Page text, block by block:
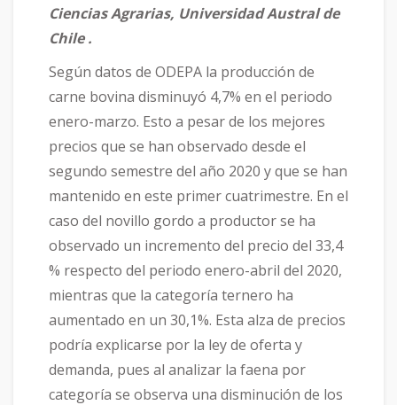
Ciencias Agrarias, Universidad Austral de
Chile .
Según datos de ODEPA la producción de
carne bovina disminuyó 4,7% en el periodo
enero-marzo. Esto a pesar de los mejores
precios que se han observado desde el
segundo semestre del año 2020 y que se han
mantenido en este primer cuatrimestre. En el
caso del novillo gordo a productor se ha
observado un incremento del precio del 33,4
% respecto del periodo enero-abril del 2020,
mientras que la categoría ternero ha
aumentado en un 30,1%. Esta alza de precios
podría explicarse por la ley de oferta y
demanda, pues al analizar la faena por
categoría se observa una disminución de los